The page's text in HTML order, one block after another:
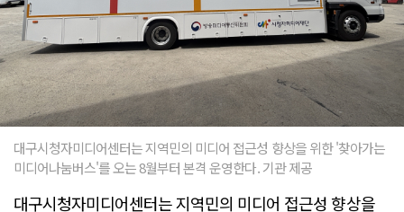
대구시청자미디어센터는 지역민의 미디어 접근성 향상을 위한 '찾아가는
미디어나눔버스'를 오는 8월부터 본격 운영한다. 기관 제공
대구시청자미디어센터는 지역민의 미디어 접근성 향상을